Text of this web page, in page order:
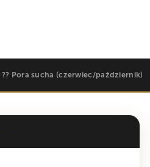
?? Pora sucha (czerwiec/październik)